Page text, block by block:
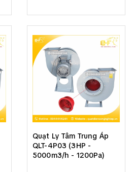
Quạt Ly Tâm Trung Áp
QLT-4P03 (3HP -
5000m3/h - 1200Pa)